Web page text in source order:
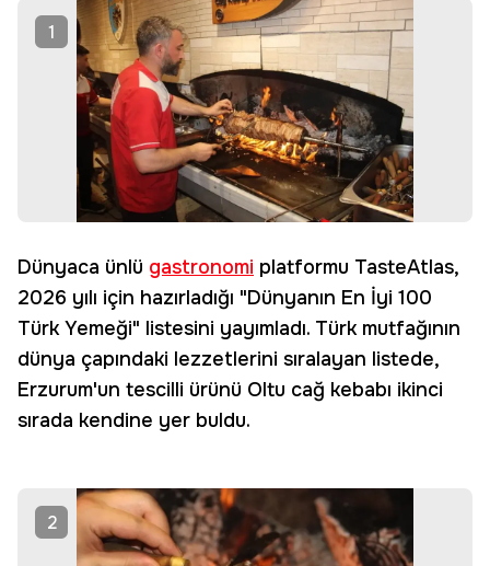
1
Dünyaca ünlü gastronomi platformu TasteAtlas,
2026 yılı için hazırladığı "Dünyanın En İyi 100
Türk Yemeği" listesini yayımladı. Türk mutfağının
dünya çapındaki lezzetlerini sıralayan listede,
Erzurum'un tescilli ürünü Oltu cağ kebabı ikinci
sırada kendine yer buldu.
2